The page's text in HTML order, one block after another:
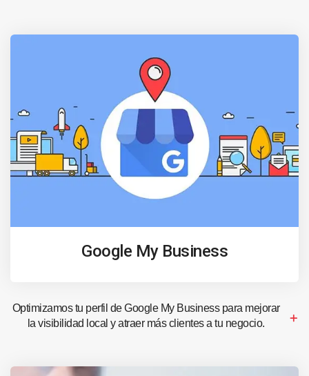
Google My Business
Optimizamos tu perfil de Google My Business para mejorar
la visibilidad local y atraer más clientes a tu negocio.